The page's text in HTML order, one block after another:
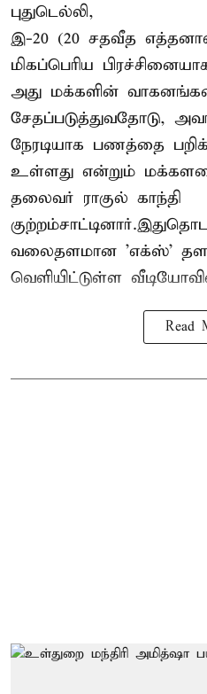
புதுடெல்லி,
இ-20 (20 சதவீத
மிகப்பெரிய
அது மக்களின்
சேதப்படுத்துவதோடு,
நேரடியாக பணத்தை
உள்ளது என்றும்
தலைவர் ராகுல் காந்தி
வலைதளமான 'எக்ஸ்'
வெளியிட்டுள்ள
Read